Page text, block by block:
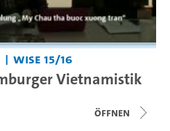
WiSe 15/16
Vietnamistik
Öffnen